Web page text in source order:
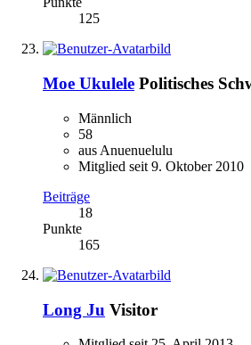
125
Moe Ukulele Politisches
Männlich
58
aus Anuenuelulu
Mitglied seit 9. Oktober 2010
Beiträge
18
Punkte
165
Long Ju Visitor